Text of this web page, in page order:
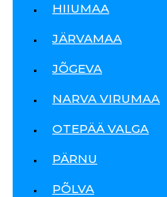
HIIUMAA
JÄRVAMAA
JÕGEVA
NARVA VIRUMAA
OTEPÄÄ VALGA
PÄRNU
PÕLVA